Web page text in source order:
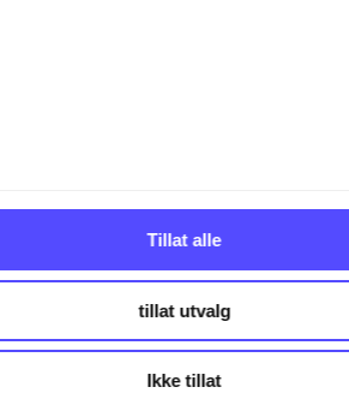
Tillat alle
tillat utvalg
Ikke tillat